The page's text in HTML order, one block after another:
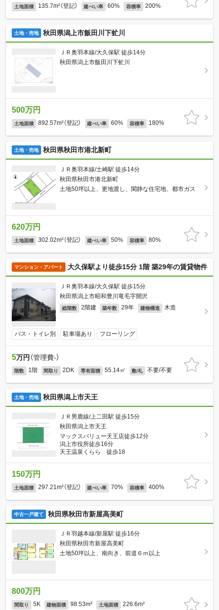
土地面積 135.7m²（登記） 建ぺい率 60% 容積率 200%
土地・売地 秋田県潟上市飯田川下虻川
ＪＲ奥羽本線/大久保駅 徒歩14分
秋田県潟上市飯田川下虻川
500万円
土地面積 892.57m²（登記） 建ぺい率 60% 容積率 180%
土地・売地 秋田県秋田市港北新町
ＪＲ奥羽本線/土崎駅 徒歩14分
秋田県秋田市港北新町
土地50坪以上、更地渡し、閑静な住宅地、都市ガス
620万円
土地面積 302.02m²（登記） 建ぺい率 50% 容積率 80%
マンション・アパート 大久保駅より徒歩15分 1階 築29年の賃貸物件
ＪＲ奥羽本線/大久保駅 徒歩15分
秋田県潟上市昭和豊川竜毛字開沢
総階数 2階建 築年数 29年 建物構造 木造
バス・トイレ別 駐車場あり フローリング
5万円 （管理費-）
階数 1階 間取り 2DK 専有面積 55.14㎡ 敷/礼 不要/不要
土地・売地 秋田県潟上市天王
ＪＲ男鹿線/上二田駅 徒歩15分
秋田県潟上市天王
マックスバリュー天王店徒歩12分
潟上市役所徒歩16分
天王温泉くらら 徒歩18
150万円
土地面積 297.21m²（登記） 建ぺい率 70% 容積率 400%
中古一戸建て 秋田県秋田市新屋高美町
ＪＲ羽越本線/新屋駅 徒歩16分
秋田県秋田市新屋高美町
土地50坪以上、南向き、前道６ｍ以上
800万円
間取り 5K 建物面積 98.53m² 土地面積 226.6m²